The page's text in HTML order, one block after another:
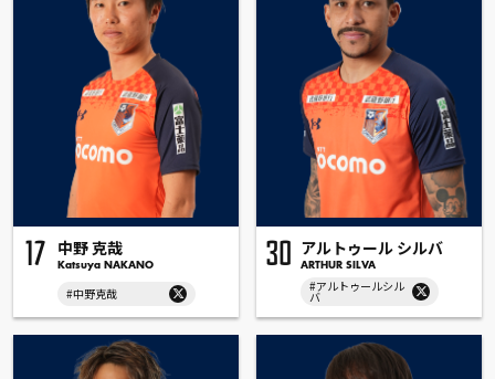
17 中野 克哉
Katsuya NAKANO
#中野克哉
30 アルトゥール シルバ
ARTHUR SILVA
#アルトゥールシル
バ